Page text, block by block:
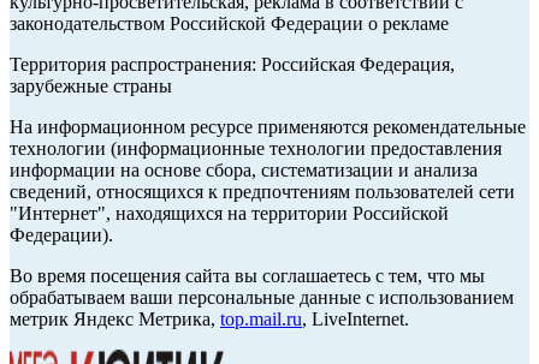
законодательством Российской Федерации о рекламе
Территория распространения: Российская Федерация,
зарубежные страны
На информационном ресурсе применяются рекомендательные
технологии (информационные технологии предоставления
информации на основе сбора, систематизации и анализа
сведений, относящихся к предпочтениям пользователей сети
"Интернет", находящихся на территории Российской
Федерации).
Во время посещения сайта вы соглашаетесь с тем, что мы
обрабатываем ваши персональные данные с использованием
метрик Яндекс Метрика, top.mail.ru, LiveInternet.